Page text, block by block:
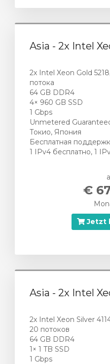
Asia - 2x Intel
2x Intel Xeon Gold
потока
64 GB DDR4
4× 960 GB SSD
1 Gbps
Unmetered
Токио, Япония
Бесплатная
1 IPv4 бесплатно, 1
€
Jetzt
Asia - 2x Intel
2x Intel Xeon Silver
20 потоков
64 GB DDR4
1× 1 TB SSD
1 Gbps